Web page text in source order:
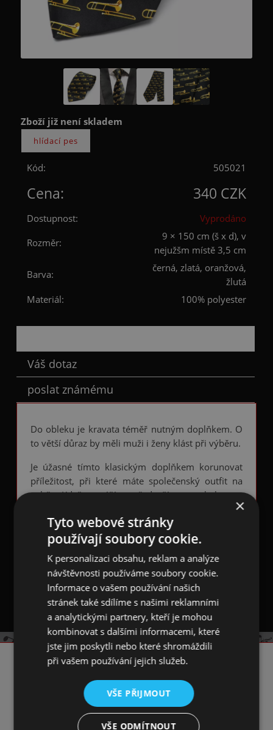
Zboží již není skladem
Kód: 505021
Cena: 340 CZK
Dostupnost:
Vyprodáno
Rozměr:
9 × 150 cm (š x d), v
nejužšm místě 3,5 cm
Barva:
černá, zlatá, oranžová,
žlutá
Materiál:
100% polyester
Váš dotaz
poslat známému
Do obleku je kravata téměř nutným doplňkem. O
to větší důraz by měli muži i ženy klást při výběru.
Je úžasné tímto klasickým doplňkem korunovat
příležitost, při které máte společenský outfit na
sobě. Když vyrážíte především za kulturou,
Hudební kratava
je vyrobena z polyesteru. Na
černém podkladu se pravidelně úhlopříčně
opakují 3,5 cm dlouhé zlaté trombóny / trumpety.
Kravata má standardní šířku 9 cm a délku 150 cm.
KONTAKT
☎️ +420 731 293 702
📧 info@artmn.cz
×
Tyto webové stránky
používají soubory cookie.
K personalizaci obsahu, reklam a analýze
návštěvnosti používáme soubory cookie.
Informace o vašem používání našich
stránek také sdílíme s našimi reklamními
a analytickými partnery, kteří je mohou
kombinovat s dalšími informacemi, které
jste jim poskytli nebo které shromáždili
při vašem používání jejich služeb.
VŠE PŘIJMOUT
VŠE ODMÍTNOUT